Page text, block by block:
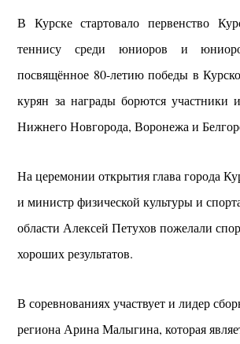
В Курске стартовало первенство
теннису среди юниоров и
посвящённое 80-летию победы в
курян за награды борются
Нижнего Новгорода, Воронежа и
На церемонии открытия глава города
и министр физической культуры и
области Алексей Петухов пожелали
хороших результатов.
В соревнованиях участвует и лидер
региона Арина Малыгина, которая